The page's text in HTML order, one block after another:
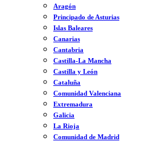
Aragón
Principado de Asturias
Islas Baleares
Canarias
Cantabria
Castilla-La Mancha
Castilla y León
Cataluña
Comunidad Valenciana
Extremadura
Galicia
La Rioja
Comunidad de Madrid